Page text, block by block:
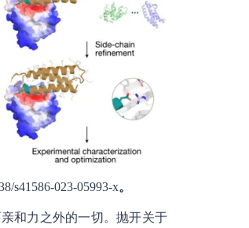
s41586-023-05993-x。
和力之外的一切。抛开关于